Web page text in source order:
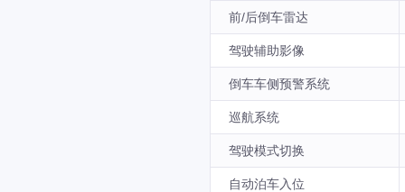
前/后倒车雷达
驾驶辅助影像
倒车车侧预警系统
巡航系统
驾驶模式切换
自动泊车入位